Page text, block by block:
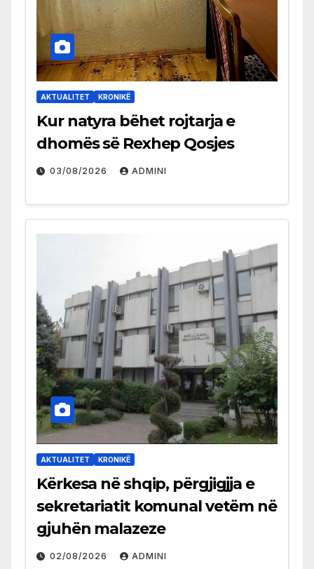
AKTUALITET KRONIKË
Kur natyra bëhet rojtarja e
dhomës së Rexhep Qosjes
03/08/2026 ADMINI
AKTUALITET KRONIKË
Kërkesa në shqip, përgjigjja e
sekretariatit komunal vetëm në
gjuhën malazeze
02/08/2026 ADMINI